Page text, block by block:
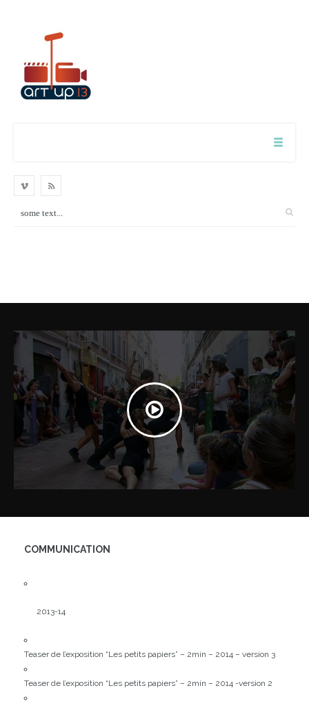
COMMUNICATION
2013-14
Teaser de l’exposition “Les petits papiers” – 2min – 2014 – version 3
Teaser de l’exposition “Les petits papiers” – 2min – 2014 -version 2